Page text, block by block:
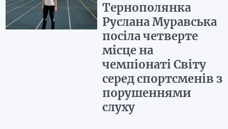
Тернополянка
Руслана Муравська
посіла четверте
місце на
чемпіонаті Світу
серед спортсменів з
порушеннями
слуху